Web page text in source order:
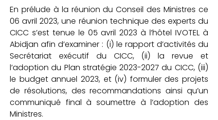
En prélude à la réunion du Conseil des Ministres ce
06 avril 2023, une réunion technique des experts du
CICC s’est tenue le 05 avril 2023 à l’hôtel IVOTEL à
Abidjan afin d’examiner : (i) le rapport d’activités du
Secrétariat exécutif du CICC, (ii) la revue et
l’adoption du Plan stratégie 2023-2027 du CICC, (iii)
le budget annuel 2023, et (iv) formuler des projets
de résolutions, des recommandations ainsi qu’un
communiqué final à soumettre à l’adoption des
Ministres.